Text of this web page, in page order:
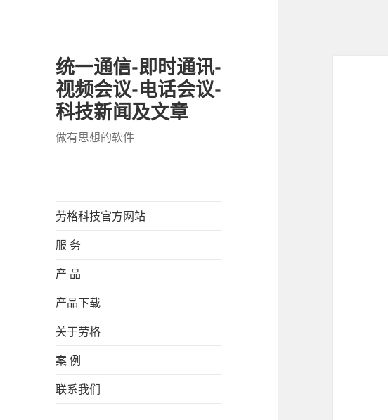
统一通信-即时通讯-
视频会议-电话会议-
科技新闻及文章
做有思想的软件
劳格科技官方网站
服 务
产 品
产品下载
关于劳格
案 例
联系我们